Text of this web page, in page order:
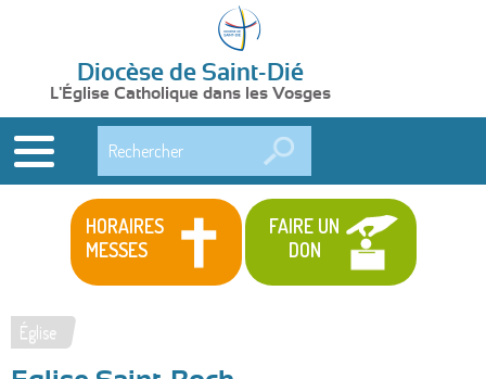
Diocèse de Saint-Dié
L'Église Catholique dans les Vosges
HORAIRES
MESSES
FAIRE UN
DON
Vous
Église